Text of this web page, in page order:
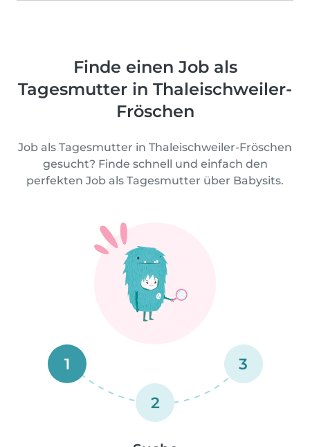
Finde einen Job als
Tagesmutter in Thaleischweiler-
Fröschen
Job als Tagesmutter in Thaleischweiler-Fröschen
gesucht? Finde schnell und einfach den
perfekten Job als Tagesmutter über Babysits.
1
2
3